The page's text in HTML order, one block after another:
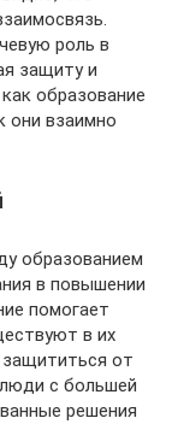
роль в
защиту и
образование
они взаимно
образованием
в повышении
помогает
в их
от
с большей
решения